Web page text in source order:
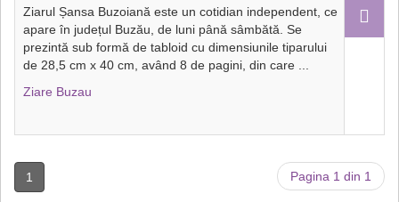
Ziarul Șansa Buzoiană este un cotidian independent, ce
apare în județul Buzău, de luni până sâmbătă. Se
prezintă sub formă de tabloid cu dimensiunile tiparului
de 28,5 cm x 40 cm, având 8 de pagini, din care
Ziare Buzau
1 Pagina 1 din 1